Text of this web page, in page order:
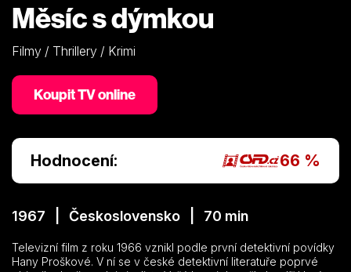
Měsíc s dýmkou
Filmy / Thrillery / Krimi
Koupit TV online
Hodnocení: 66 %
1967 | Československo | 70 min
Televizní film z roku 1966 vznikl podle první detektivní povídky
Hany Proškové. V ní se v české detektivní literatuře poprvé